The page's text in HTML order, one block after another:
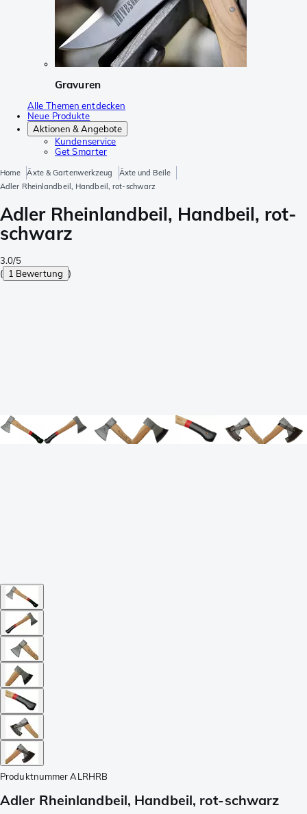
Gravuren
Alle Themen entdecken
Neue Produkte
Aktionen & Angebote
Kundenservice
Get Smarter
Home Äxte & Gartenwerkzeug
Äxte und Beile
Adler Rheinlandbeil, Handbeil, rot-schwarz
Adler Rheinlandbeil, Handbeil, rot-
schwarz
3.0/5
( 1 Bewertung )
Produktnummer ALRHRB
Adler Rheinlandbeil, Handbeil, rot-schwarz